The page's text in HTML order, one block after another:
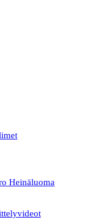
Heinäluoma